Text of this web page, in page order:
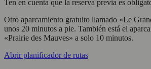
Ten en cuenta que la reserva previa es
Otro aparcamiento gratuito llamado «Le
unos 20 minutos a pie. También está el
«Prairie des Mauves» a solo 10 minutos.
Abrir planificador de rutas